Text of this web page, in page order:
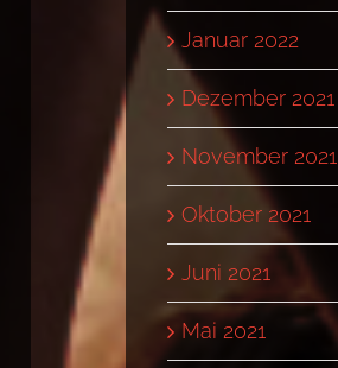
Januar 2022
Dezember 2021
November 2021
Oktober 2021
Juni 2021
Mai 2021